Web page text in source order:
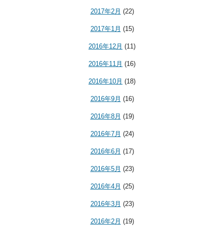
2017年2月 (22)
2017年1月 (15)
2016年12月 (11)
2016年11月 (16)
2016年10月 (18)
2016年9月 (16)
2016年8月 (19)
2016年7月 (24)
2016年6月 (17)
2016年5月 (23)
2016年4月 (25)
2016年3月 (23)
2016年2月 (19)